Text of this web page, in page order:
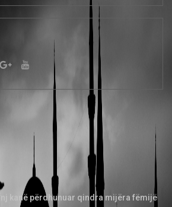
kanë përdhunuar qindra mijëra fëmijë